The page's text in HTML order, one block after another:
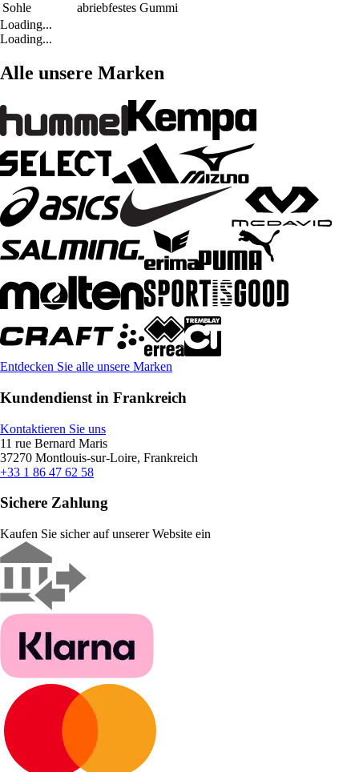
Sohle
abriebfestes Gummi
Loading...
Loading...
Alle unsere Marken
Entdecken Sie alle unsere Marken
Kundendienst in Frankreich
Kontaktieren Sie uns
11 rue Bernard Maris
37270 Montlouis-sur-Loire, Frankreich
+33 1 86 47 62 58
Sichere Zahlung
Kaufen Sie sicher auf unserer Website ein